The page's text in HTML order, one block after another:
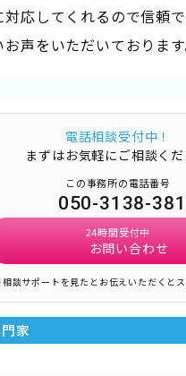
対応してくれるので信頼
声をいただいております
電話相談受付中！
まずはお気軽にご相談く
この事務所の電話番号
050-3138-
24時間受付中
お問い合わせ
談サポートを見たとお伝えいただくとス
家